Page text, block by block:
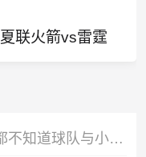
夏联火箭vs雷霆
调查记者：快船总经理当时都不知道球队与小卡有多少份秘密协议